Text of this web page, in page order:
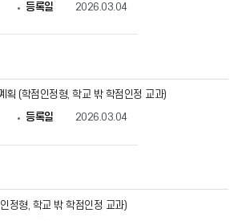
등록일 2026.03.04
획 (학점인정형, 학교 밖 학점인정 교과)
등록일 2026.03.04
정형, 학교 밖 학점인정 교과)